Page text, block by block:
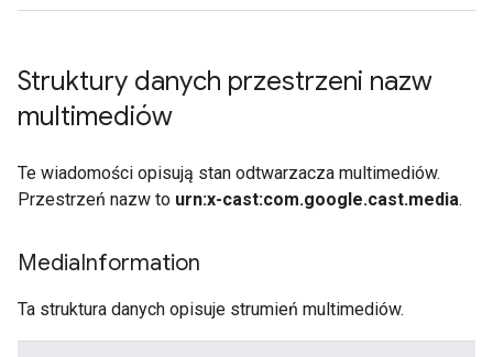
Struktury danych przestrzeni nazw
multimediów
Te wiadomości opisują stan odtwarzacza multimediów.
Przestrzeń nazw to urn:x-cast:com.google.cast.media.
MediaInformation
Ta struktura danych opisuje strumień multimediów.